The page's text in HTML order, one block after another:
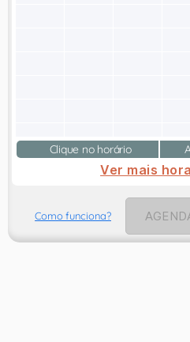
Clique no horário
Ver mais
Como funciona?